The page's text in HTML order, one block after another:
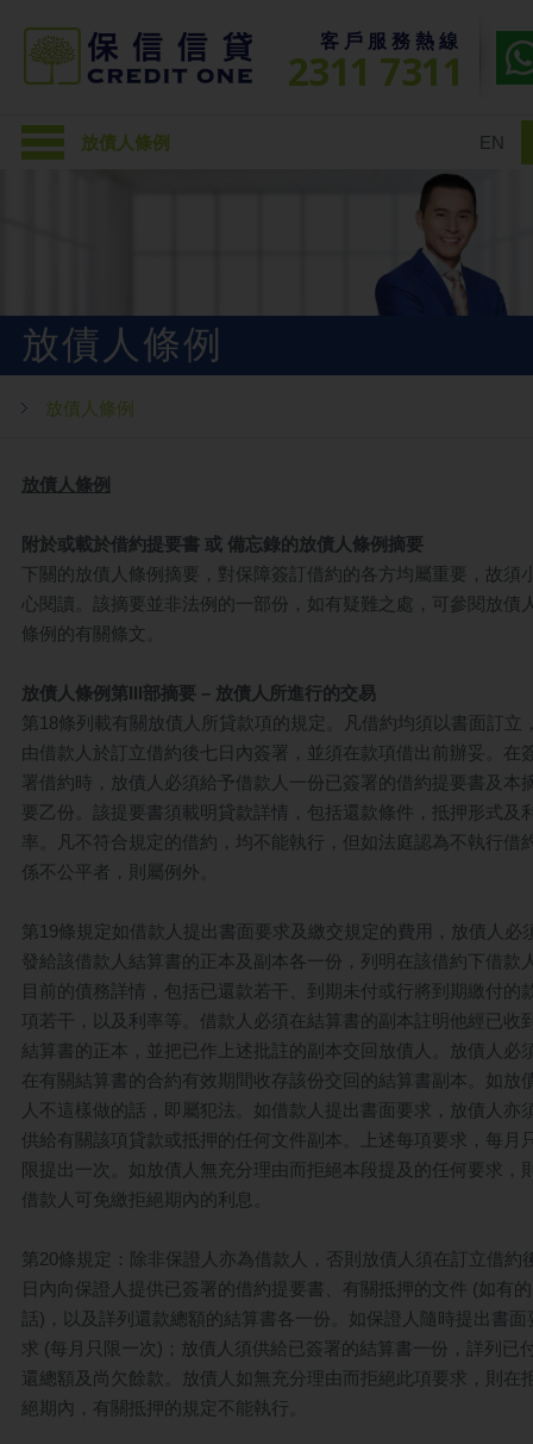
客戶服務熱線
2311 7311
放債人條例 EN
放債人條例
放債人條例
放債人條例
附於或載於借約提要書 或 備忘錄的放債人條例摘要
下關的放債人條例摘要，對保障簽訂借約的各方均屬重要，故須
心閱讀。該摘要並非法例的一部份，如有疑難之處，可參閱放債
條例的有關條文。
放債人條例第III部摘要 – 放債人所進行的交易
第18條列載有關放債人所貸款項的規定。凡借約均須以書面訂立
由借款人於訂立借約後七日內簽署，並須在款項借出前辦妥。在
署借約時，放債人必須給予借款人一份已簽署的借約提要書及本
要乙份。該提要書須載明貸款詳情，包括還款條件，抵押形式及
率。凡不符合規定的借約，均不能執行，但如法庭認為不執行借
係不公平者，則屬例外。
第19條規定如借款人提出書面要求及繳交規定的費用，放債人必
發給該借款人結算書的正本及副本各一份，列明在該借約下借款
目前的債務詳情，包括已還款若干、到期未付或行將到期繳付的
項若干，以及利率等。借款人必須在結算書的副本註明他經已收
結算書的正本，並把已作上述批註的副本交回放債人。放債人必
在有關結算書的合約有效期間收存該份交回的結算書副本。如放
人不這樣做的話，即屬犯法。如借款人提出書面要求，放債人亦
供給有關該項貸款或抵押的任何文件副本。上述每項要求，每月
限提出一次。如放債人無充分理由而拒絕本段提及的任何要求，
借款人可免繳拒絕期內的利息。
第20條規定：除非保證人亦為借款人，否則放債人須在訂立借約
日內向保證人提供已簽署的借約提要書、有關抵押的文件 (如有的
話)，以及詳列還款總額的結算書各一份。如保證人隨時提出書面
求 (每月只限一次)；放債人須供給已簽署的結算書一份，詳列已
還總額及尚欠餘款。放債人如無充分理由而拒絕此項要求，則在
絕期內，有關抵押的規定不能執行。